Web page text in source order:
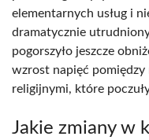
elementarnych usług i
dramatycznie
pogorszyło jeszcze
wzrost napięć
religijnymi, które
Jakie zmiany w